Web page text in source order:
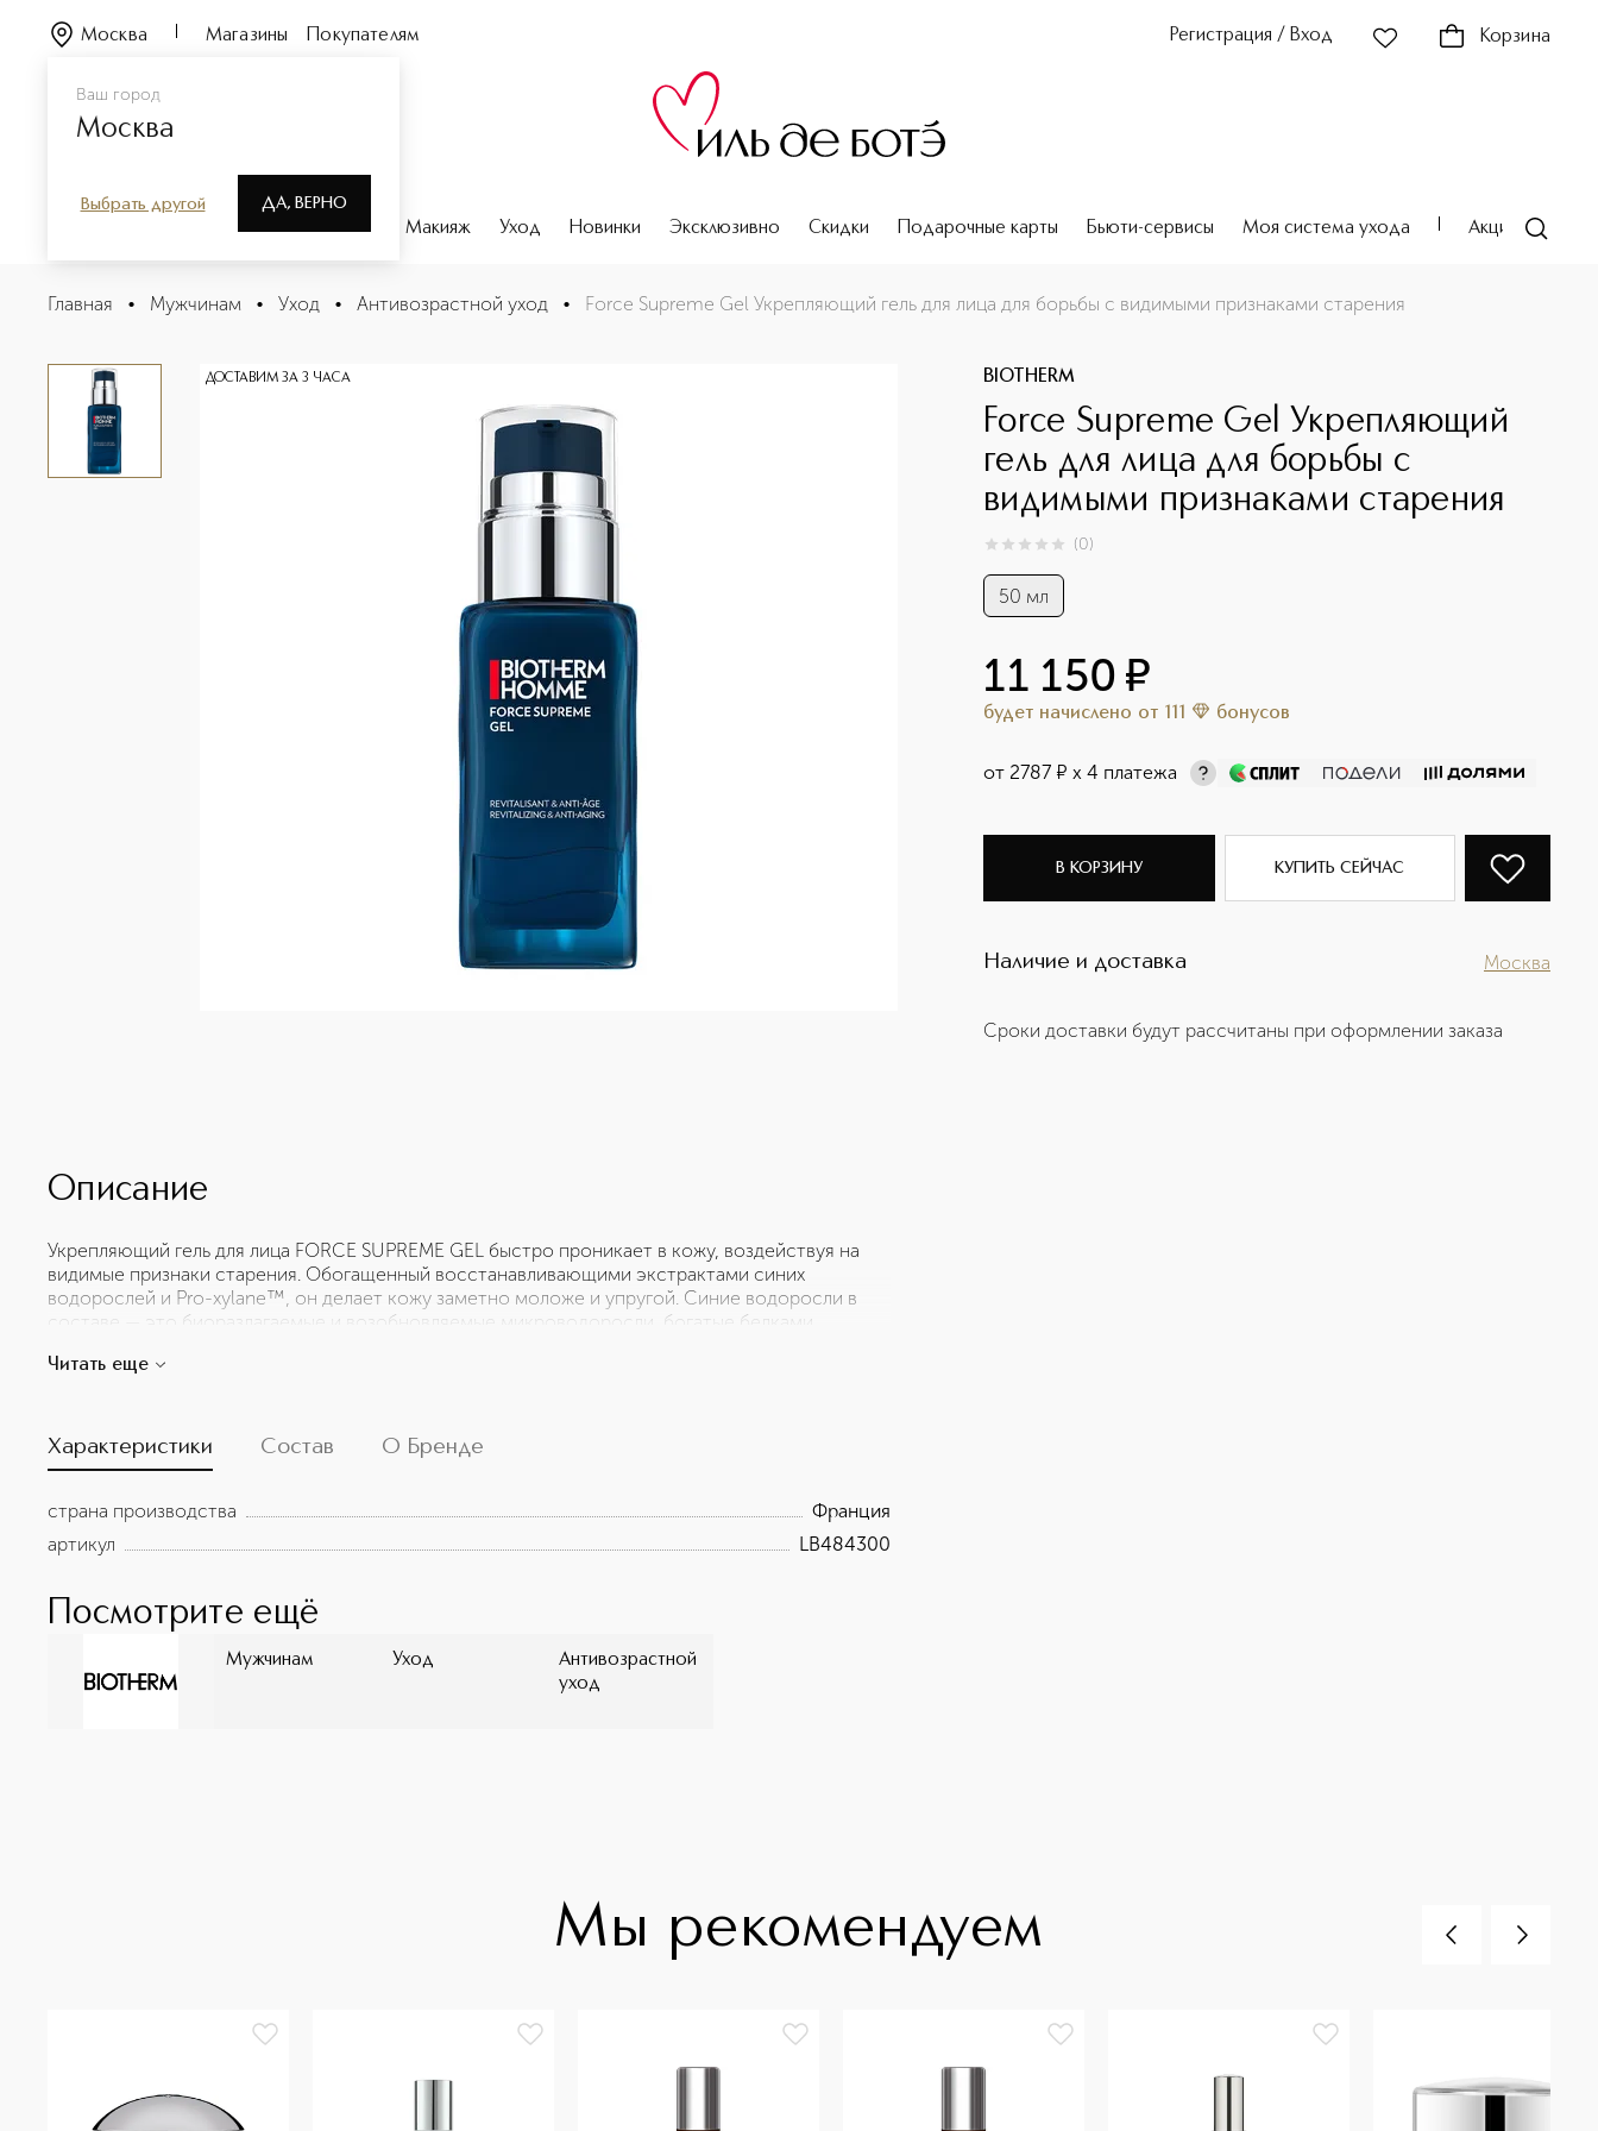
Ваш город
Москва
Выбрать другой ДА, ВЕРНО
Москва Магазины Покупателям Регистрация / Вход Корзина
Парфюмерия Макияж Уход Новинки Эксклюзивно Скидки Подарочные карты Бьюти-сервисы Моя система ухода Акции
Force Supreme Gel Укрепляющий гель для лица для борьбы с видимыми признаками старения
Описание
Главная • Мужчинам • Уход • Антивозрастной уход • Force Supreme Gel Укрепляющий гель для лица для борьбы с видимыми признаками старения
ДОСТАВИМ ЗА 3 ЧАСА BIOTHERM
Force Supreme Gel Укрепляющий
гель для лица для борьбы с
видимыми признаками старения
0из 0 (0)
50 мл
11 150 ¤
будет начислено от 111 бонусов
от 2787 ¤ х 4 платежа
В КОРЗИНУ КУПИТЬ СЕЙЧАС
Наличие и доставка Москва
Сроки доставки будут рассчитаны при оформлении заказа
Описание
Укрепляющий гель для лица FORCE SUPREME GEL быстро проникает в кожу, воздействуя на
видимые признаки старения. Обогащенный восстанавливающими экстрактами синих
водорослей и Pro-xylane™, он делает кожу заметно моложе и упругой. Синие водоросли в
составе — это биоразлагаемые и возобновляемые микроводоросли, богатые белками,
преимущества включают в себя: повышение уровня коллагена и помощь в разглаживании
впитывается, не оставляя ощущения липкости на коже.
Читать еще
Характеристики Состав О Бренде
страна производства
Франция
артикул
LB484300
Посмотрите ещё
Мужчинам Уход
Антивозрастной
уход
Мы рекомендуем